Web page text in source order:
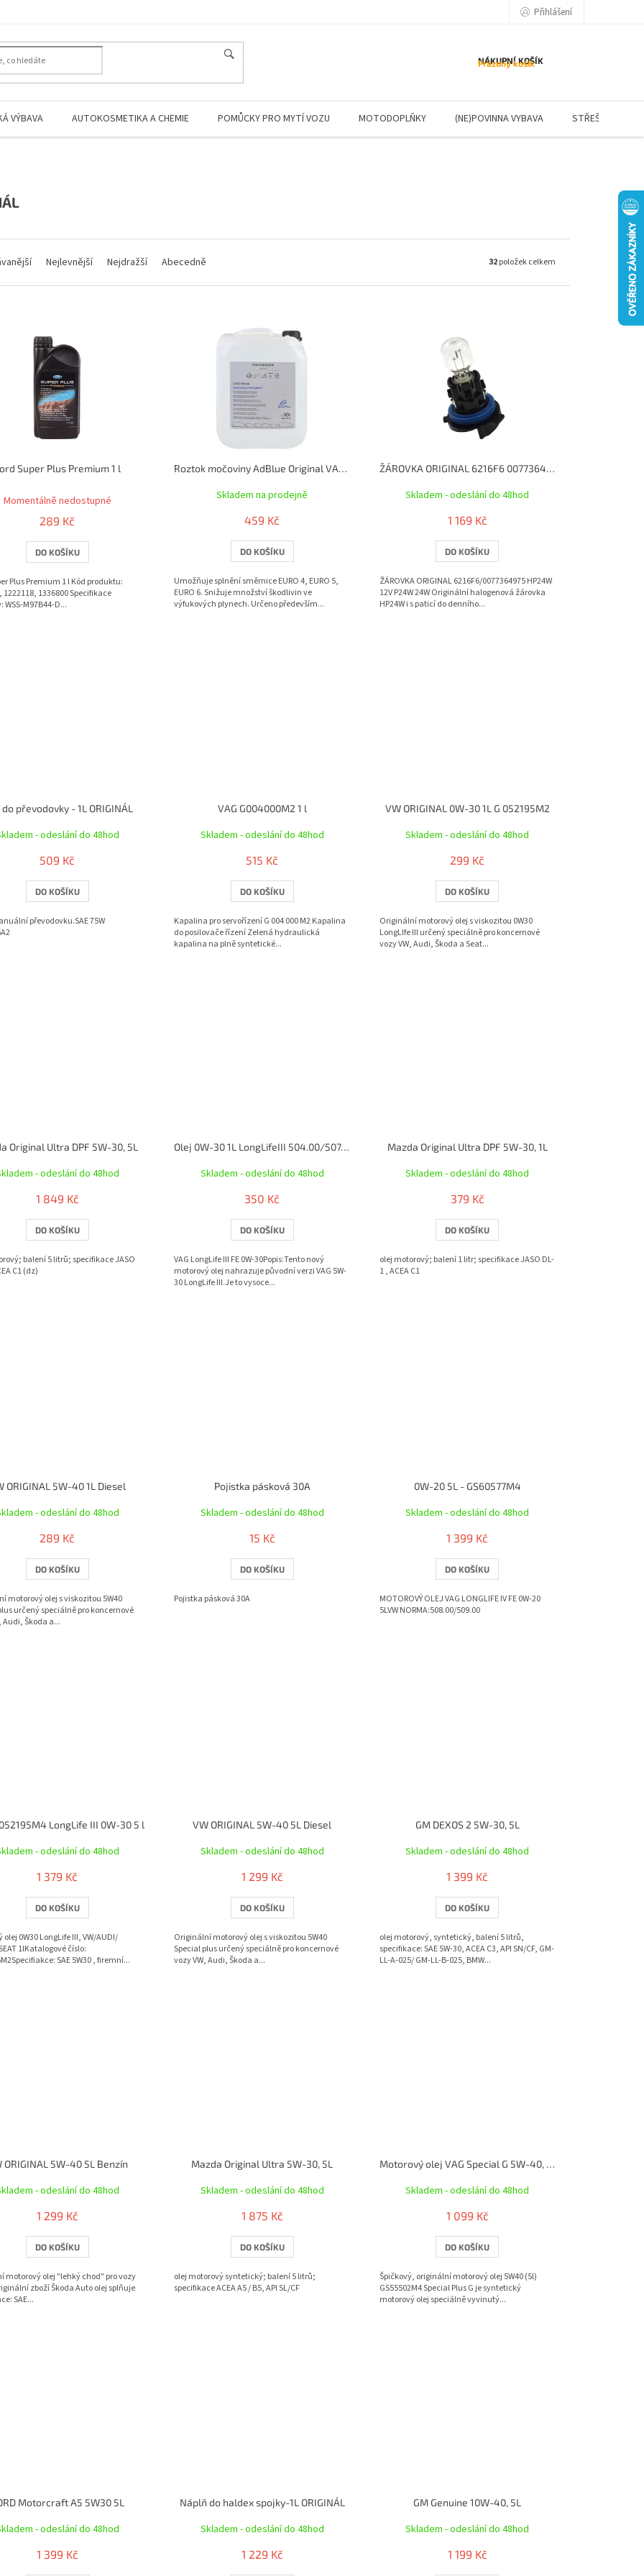
Přihlášení
NÁKUPNÍ KOŠÍK
Prázdný košík
VÝBAVA AUTOKOSMETIKA A CHEMIE POMŮCKY PRO MYTÍ VOZU MOTODOPLŇKY (NE)POVINNA VYBAVA STŘEŠNÍ
Nejlevnější Nejdražší Abecedně 32položek celkem
Super Plus Premium 1 l
hodnocení
produktu
je
5,0
z
hvězdiček.
Momentálně nedostupné
289 Kč
DO KOŠÍKU
Plus Premium 1 l Kód produktu:
1222118, 1336800 Specifikace
M97B44-D...
Roztok močoviny AdBlue Original VAG G052910A4 10L
Skladem na prodejně
459 Kč
DO KOŠÍKU
Umožňuje splnění směrnice EURO 4, EURO 5,
EURO 6. Snižuje množství škodlivin ve
výfukových plynech. Určeno především...
ŽÁROVKA ORIGINAL 6216F6 0077364975 HP24W 12V P24W 24W
Skladem - odeslání do 48hod
1 169 Kč
DO KOŠÍKU
ŽÁROVKA ORIGINAL 6216F6/0077364975 HP24W
12V P24W 24W Originální halogenová žárovka
HP24W i s paticí do denního...
převodovky - 1L ORIGINÁL
- odeslání do 48hod
509 Kč
DO KOŠÍKU
převodovku.SAE 75W
VAG G004000M2 1 l
Skladem - odeslání do 48hod
515 Kč
DO KOŠÍKU
Kapalina pro servořízení G 004 000 M2 Kapalina
do posilovače řízení Zelená hydraulická
kapalina na plně syntetické...
VW ORIGINAL 0W-30 1L G 052195M2
Skladem - odeslání do 48hod
299 Kč
DO KOŠÍKU
Originální motorový olej s viskozitou 0W30
LongLIfe III určený speciálně pro koncernové
vozy VW, Audi, Škoda a Seat...
Original Ultra DPF 5W-30, 5L
- odeslání do 48hod
1 849 Kč
DO KOŠÍKU
balení 5 litrů; specifikace JASO
C1 (dz)
Olej 0W-30 1L LongLifeIII 504.00/507.00
Skladem - odeslání do 48hod
350 Kč
DO KOŠÍKU
VAG LongLife III FE 0W-30Popis:Tento nový
motorový olej nahrazuje původní verzi VAG 5W-
30 LongLife III.Je to vysoce...
Mazda Original Ultra DPF 5W-30, 1L
Skladem - odeslání do 48hod
379 Kč
DO KOŠÍKU
olej motorový; balení 1 litr; specifikace JASO DL-
1 , ACEA C1
ORIGINAL 5W-40 1L Diesel
- odeslání do 48hod
289 Kč
DO KOŠÍKU
motorový olej s viskozitou 5W40
určený speciálně pro koncernové
Audi, Škoda a...
Pojistka pásková 30A
Skladem - odeslání do 48hod
15 Kč
DO KOŠÍKU
Pojistka pásková 30A
0W-20 5L - GS60577M4
Skladem - odeslání do 48hod
1 399 Kč
DO KOŠÍKU
MOTOROVÝ OLEJ VAG LONGLIFE IV FE 0W-20
5LVW NORMA:508.00/509.00
Lon­gLife III 0W-30 5 l
- odeslání do 48hod
1 379 Kč
DO KOŠÍKU
olej 0W30 LongLife III, VW/AUDI/
1lKatalogové číslo:
SAE 5W30 , firemní...
VW ORIGINAL 5W-40 5L Diesel
Skladem - odeslání do 48hod
1 299 Kč
DO KOŠÍKU
Originální motorový olej s viskozitou 5W40
Special plus určený speciálně pro koncernové
vozy VW, Audi, Škoda a...
GM DEXOS 2 5W-30, 5L
Skladem - odeslání do 48hod
1 399 Kč
DO KOŠÍKU
olej motorový, syntetický, balení 5 litrů,
specifikace: SAE 5W-30, ACEA C3, API SN/CF, GM-
LL-A-025/ GM-LL-B-025, BMW...
ORIGINAL 5W-40 5L Benzín
- odeslání do 48hod
1 299 Kč
DO KOŠÍKU
motorový olej "lehký chod" pro vozy
zboží Škoda Auto olej splňuje
SAE...
Mazda Original Ultra 5W-30, 5L
Skladem - odeslání do 48hod
1 875 Kč
DO KOŠÍKU
olej motorový syntetický; balení 5 litrů;
specifikace ACEA A5 / B5, API SL/CF
Motorový olej VAG Special G 5W-40, 5L
Skladem - odeslání do 48hod
1 099 Kč
DO KOŠÍKU
Špičkový, originální motorový olej 5W40 (5l)
GS55502M4 Special Plus G je syntetický
motorový olej speciálně vyvinutý...
Motorcraft A5 5W30 5L
- odeslání do 48hod
1 399 Kč
Náplň do haldex spojky-1L ORIGINÁL
Skladem - odeslání do 48hod
1 229 Kč
GM Genuine 10W-40, 5L
Skladem - odeslání do 48hod
1 199 Kč